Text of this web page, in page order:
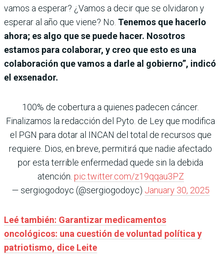
vamos a esperar? ¿Vamos a decir que se olvidaron y
esperar al año que viene? No. Tenemos que hacerlo
ahora; es algo que se puede hacer. Nosotros
estamos para colaborar, y creo que esto es una
colaboración que vamos a darle al gobierno”, indicó
el exsenador.
100% de cobertura a quienes padecen cáncer.
Finalizamos la redacción del Pyto. de Ley que modifica
el PGN para dotar al INCAN del total de recursos que
requiere. Dios, en breve, permitirá que nadie afectado
por esta terrible enfermedad quede sin la debida
atención. pic.twitter.com/z19qqau3PZ
— sergiogodoyc (@sergiogodoyc) January 30, 2025
Leé también: Garantizar medicamentos
oncológicos: una cuestión de voluntad política y
patriotismo, dice Leite